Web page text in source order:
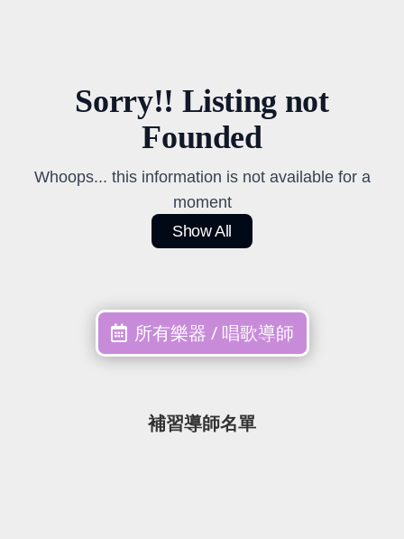
Sorry!! Listing not
Founded
Whoops... this information is not available for a
moment
Show All
所有樂器 / 唱歌導師
補習導師名單